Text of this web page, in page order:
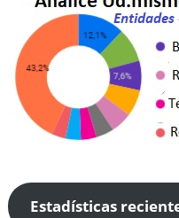
Estadísticas